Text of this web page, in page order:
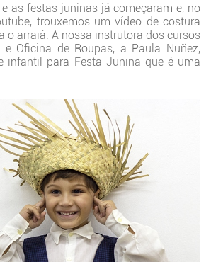
as festas juninas já começaram e, no
trouxemos um vídeo de costura
o arraiá. A nossa instrutora dos cursos
e Oficina de Roupas, a Paula Nuñez,
infantil para Festa Junina que é uma